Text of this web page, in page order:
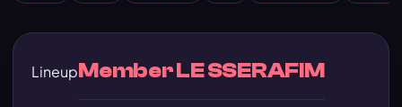
LineupMember LE SSERAFIM